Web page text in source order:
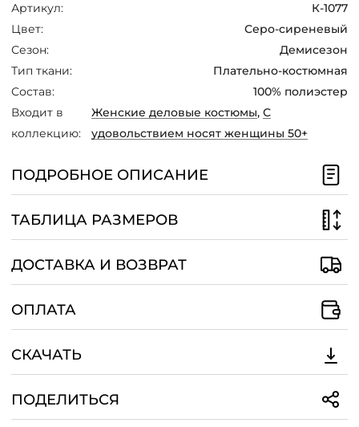
изюминку.
Рекомендуется дополнить образ
монохромными аксессуарами или
выбрать контрастные черные или
белые сумку и туфли, создав
подходящий для различных
мероприятий.
Артикул:
К-1077
Цвет:
Серо-сиреневый
Сезон:
Демисезон
Тип ткани:
Плательно-костюмная
Состав:
100% полиэстер
Входит в
коллекцию:
Женские деловые костюмы,С
удовольствием носят женщины 50+
ПОДРОБНОЕ ОПИСАНИЕ
ТАБЛИЦА РАЗМЕРОВ
ДОСТАВКА И ВОЗВРАТ
ОПЛАТА
СКАЧАТЬ
ПОДЕЛИТЬСЯ